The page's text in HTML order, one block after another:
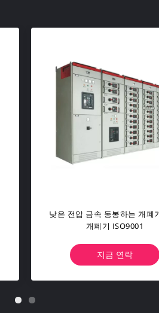
MNS Withdrawable 금속 동
개폐기 HV와 LV 전원 분배
지금 연락